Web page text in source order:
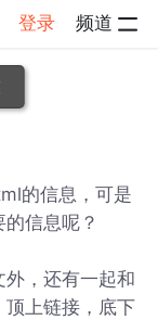
登录 频道
的信息，可是
信息呢？
，还有一起和
顶上链接，底下